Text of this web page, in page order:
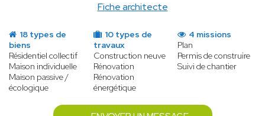
Fiche architecte
18 types de
biens
Résidentiel collectif
Maison individuelle
Maison passive /
écologique
10 types de
travaux
Construction neuve
Rénovation
Rénovation
énergétique
4 missions
Plan
Permis de construire
Suivi de chantier